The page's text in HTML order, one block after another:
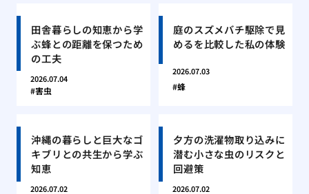
田舎暮らしの知恵から学
ぶ蜂との距離を保つため
の工夫
2026.07.04
害虫
庭のスズメバチ駆除で見
めるを比較した私の体験
2026.07.03
蜂
沖縄の暮らしと巨大なゴ
キブリとの共生から学ぶ
知恵
2026.07.02
夕方の洗濯物取り込みに
潜む小さな虫のリスクと
回避策
2026.07.02